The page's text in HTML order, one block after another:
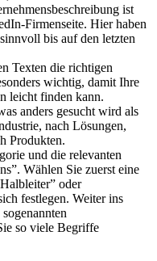
ist
Firmenseite. Hier haben
bis auf den letzten
Texten die richtigen
wichtig, damit Ihre
leicht finden kann.
anders gesucht wird als
nach Lösungen,
Produkten.
und die relevanten
Wählen Sie zuerst eine
oder
festlegen. Weiter ins
so viele Begriffe